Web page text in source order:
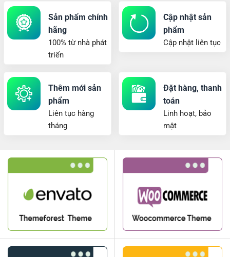
Sản phẩm chính
hãng
100% từ nhà phát
triển
Cập nhật sản
phẩm
Cập nhật liên tục
Thêm mới sản
phẩm
Liên tục hàng
tháng
Đặt hàng, thanh
toán
Linh hoạt, bảo
mật